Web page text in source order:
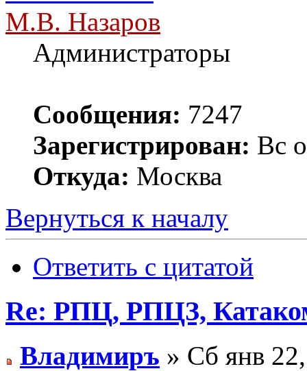
М.В. Назаров
Администраторы
Сообщения: 7247
Зарегистрирован: Вс
Откуда: Москва
Вернуться к началу
Ответить с цитатой
Re: РПЦ, РПЦЗ,
Владимиръ » Сб янв